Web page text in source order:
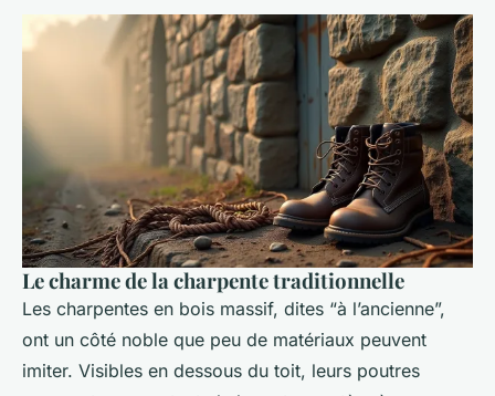
Le charme de la charpente traditionnelle
Les charpentes en bois massif, dites “à l’ancienne”,
ont un côté noble que peu de matériaux peuvent
imiter. Visibles en dessous du toit, leurs poutres